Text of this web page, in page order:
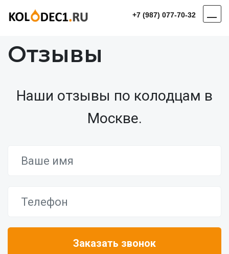
+7 (987) 077-70-32
Отзывы
Наши отзывы по колодцам в
Москве.